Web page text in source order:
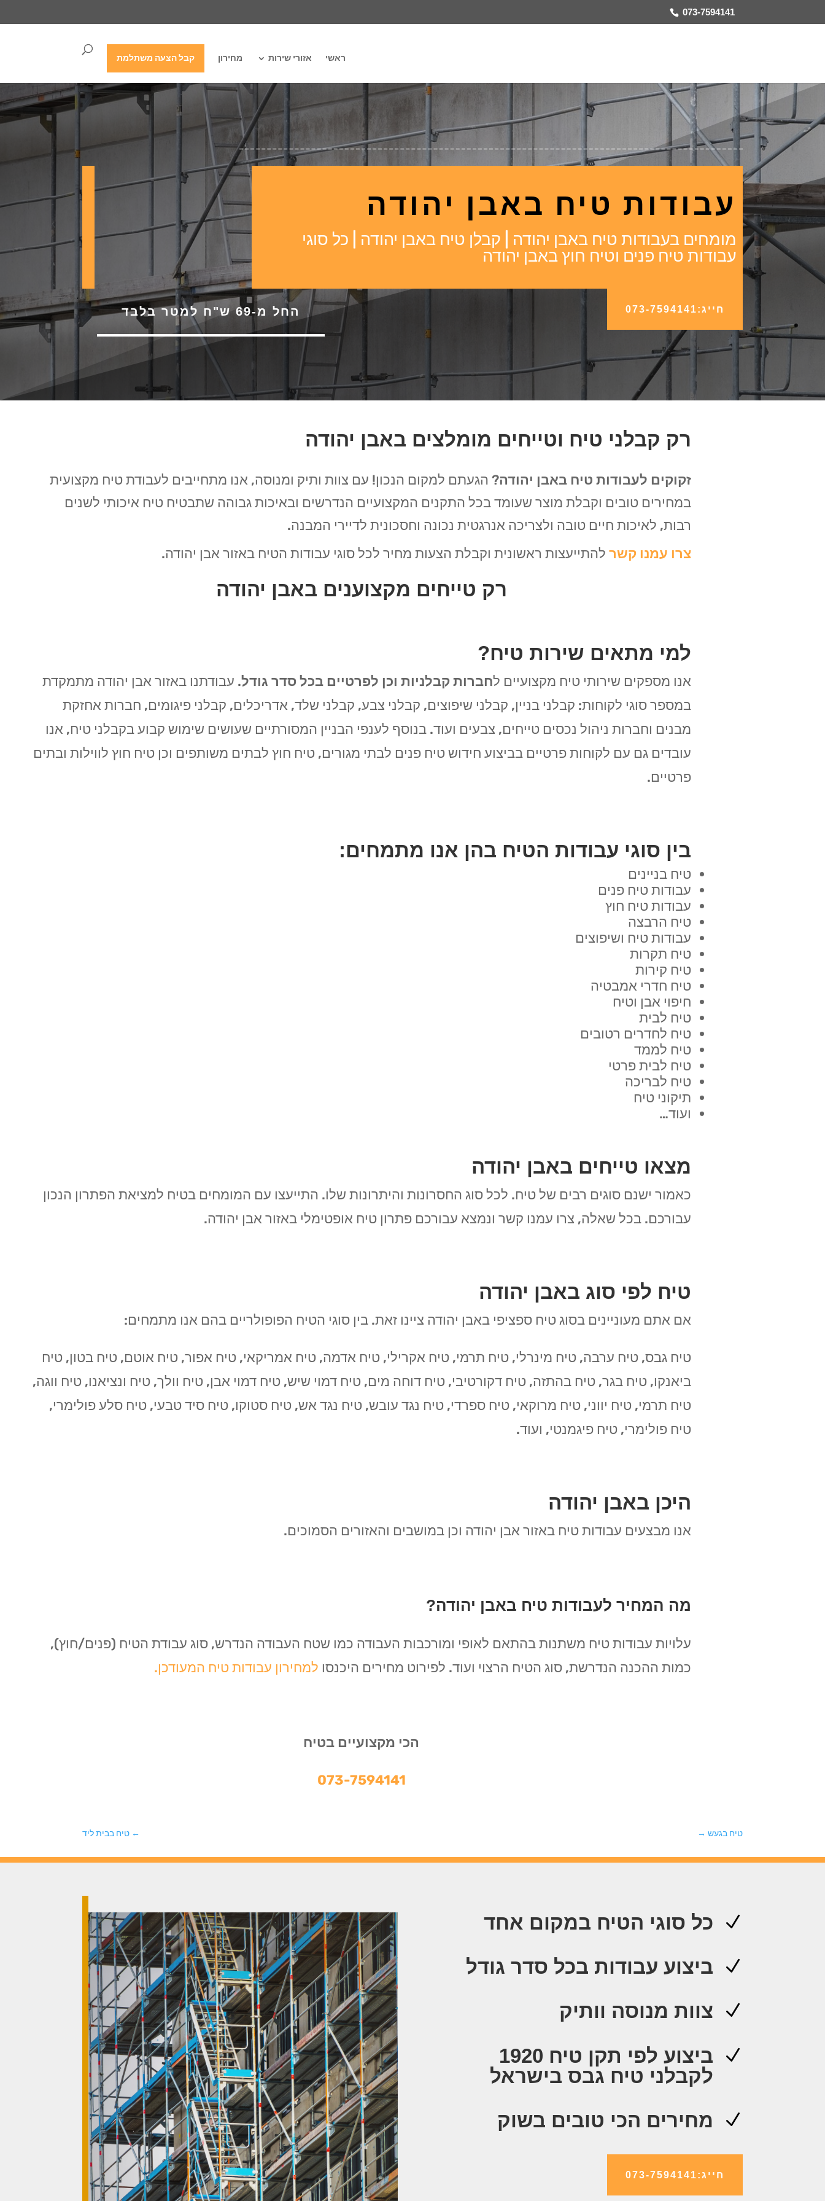
073-7594141
ראשי אזורי שירות מחירון קבל הצעה משתלמת
עבודות טיח באבן יהודה
מומחים בעבודות טיח באבן יהודה | קבלן טיח באבן יהודה | כל סוגי
עבודות טיח פנים וטיח חוץ באבן יהודה
החל מ-69 ש"ח למטר בלבד חייג:073-7594141
רק קבלני טיח וטייחים מומלצים באבן יהודה
זקוקים לעבודות טיח באבן יהודה? הגעתם למקום הנכון! עם צוות ותיק ומנוסה, אנו מתחייבים לעבודת טיח מקצועית
במחירים טובים וקבלת מוצר שעומד בכל התקנים המקצועיים הנדרשים ובאיכות גבוהה שתבטיח טיח איכותי לשנים
רבות, לאיכות חיים טובה ולצריכה אנרגטית נכונה וחסכונית לדיירי המבנה.
צרו עמנו קשרלהתייעצות ראשונית וקבלת הצעות מחיר לכל סוגי עבודות הטיח באזור אבן יהודה.
רק טייחים מקצוענים באבן יהודה
למי מתאים שירות טיח?
אנו מספקים שירותי טיח מקצועיים לחברות קבלניות וכן לפרטיים בכל סדר גודל. עבודתנו באזור אבן יהודה מתמקדת
במספר סוגי לקוחות: קבלני בניין, קבלני שיפוצים, קבלני צבע, קבלני שלד, אדריכלים, קבלני פיגומים, חברות אחזקת
מבנים וחברות ניהול נכסים טייחים, צבעים ועוד. בנוסף לענפי הבניין המסורתיים שעושים שימוש קבוע בקבלני טיח, אנו
עובדים גם עם לקוחות פרטיים בביצוע חידוש טיח פנים לבתי מגורים, טיח חוץ לבתים משותפים וכן טיח חוץ לווילות ובתים
פרטיים.
בין סוגי עבודות הטיח בהן אנו מתמחים:
טיח בניינים
עבודות טיח פנים
עבודות טיח חוץ
טיח הרבצה
עבודות טיח ושיפוצים
טיח תקרות
טיח קירות
טיח חדרי אמבטיה
חיפוי אבן וטיח
טיח לבית
טיח לחדרים רטובים
טיח לממד
טיח לבית פרטי
טיח לבריכה
תיקוני טיח
ועוד…
מצאו טייחים באבן יהודה
כאמור ישנם סוגים רבים של טיח. לכל סוג החסרונות והיתרונות שלו. התייעצו עם המומחים בטיח למציאת הפתרון הנכון
עבורכם. בכל שאלה, צרו עמנו קשר ונמצא עבורכם פתרון טיח אופטימלי באזור אבן יהודה.
טיח לפי סוג באבן יהודה
אם אתם מעוניינים בסוג טיח ספציפי באבן יהודה ציינו זאת. בין סוגי הטיח הפופולריים בהם אנו מתמחים:
טיח גבס, טיח ערבה, טיח מינרלי, טיח תרמי, טיח אקרילי, טיח אדמה, טיח אמריקאי, טיח אפור, טיח אוטם, טיח בטון, טיח
ביאנקו, טיח בגר, טיח בהתזה, טיח דקורטיבי, טיח דוחה מים, טיח דמוי שיש, טיח דמוי אבן, טיח וולך, טיח ונציאנו, טיח ווגה,
טיח תרמי, טיח יווני, טיח מרוקאי, טיח ספרדי, טיח נגד עובש, טיח נגד אש, טיח סטוקו, טיח סיד טבעי, טיח סלע פולימרי,
טיח פולימרי, טיח פיגמנטי, ועוד.
היכן באבן יהודה
אנו מבצעים עבודות טיח באזור אבן יהודה וכן במושבים והאזורים הסמוכים.
מה המחיר לעבודות טיח באבן יהודה?
עלויות עבודות טיח משתנות בהתאם לאופי ומורכבות העבודה כמו שטח העבודה הנדרש, סוג עבודת הטיח (פנים/חוץ),
כמות ההכנה הנדרשת, סוג הטיח הרצוי ועוד. לפירוט מחירים היכנסו למחירון עבודות טיח המעודכן.
הכי מקצועיים בטיח
073-7594141
← טיח בבית ליד טיח בגעש →
N כל סוגי הטיח במקום אחד
N ביצוע עבודות בכל סדר גודל
N צוות מנוסה וותיק
N
ביצוע לפי תקן טיח 1920
לקבלני טיח גבס בישראל
N מחירים הכי טובים בשוק
חייג:073-7594141